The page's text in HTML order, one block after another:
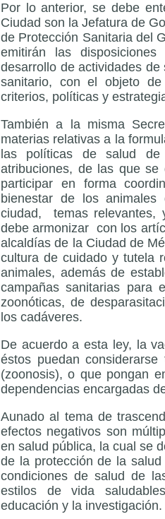
Por lo anterior, se debe
Ciudad son la Jefatura de
de Protección Sanitaria del
emitirán las
desarrollo de actividades
sanitario, con el objeto de
criterios, políticas y
También a la misma
materias relativas a la
las políticas de salud
atribuciones, de las que se
participar en forma
bienestar de los
ciudad, temas relevantes,
debe armonizar con los
alcaldías de la Ciudad de
cultura de cuidado y tutela
animales, además de
campañas sanitarias para
zoonóticas, de
los cadáveres.
De acuerdo a esta ley, la
éstos puedan
(zoonosis), o que pongan
dependencias encargadas
Aunado al tema de
efectos negativos son
en salud pública, la cual se
de la protección de la
condiciones de salud de
estilos de vida
educación y la investigación.